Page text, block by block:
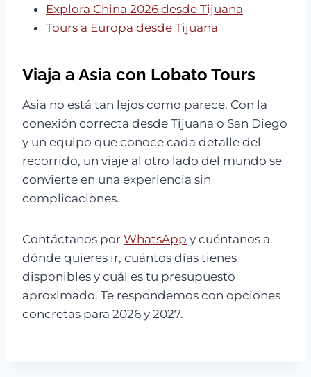
Explora China 2026 desde Tijuana
Tours a Europa desde Tijuana
Viaja a Asia con Lobato Tours
Asia no está tan lejos como parece. Con la
conexión correcta desde Tijuana o San Diego
y un equipo que conoce cada detalle del
recorrido, un viaje al otro lado del mundo se
convierte en una experiencia sin
complicaciones.
Contáctanos por WhatsApp y cuéntanos a
dónde quieres ir, cuántos días tienes
disponibles y cuál es tu presupuesto
aproximado. Te respondemos con opciones
concretas para 2026 y 2027.